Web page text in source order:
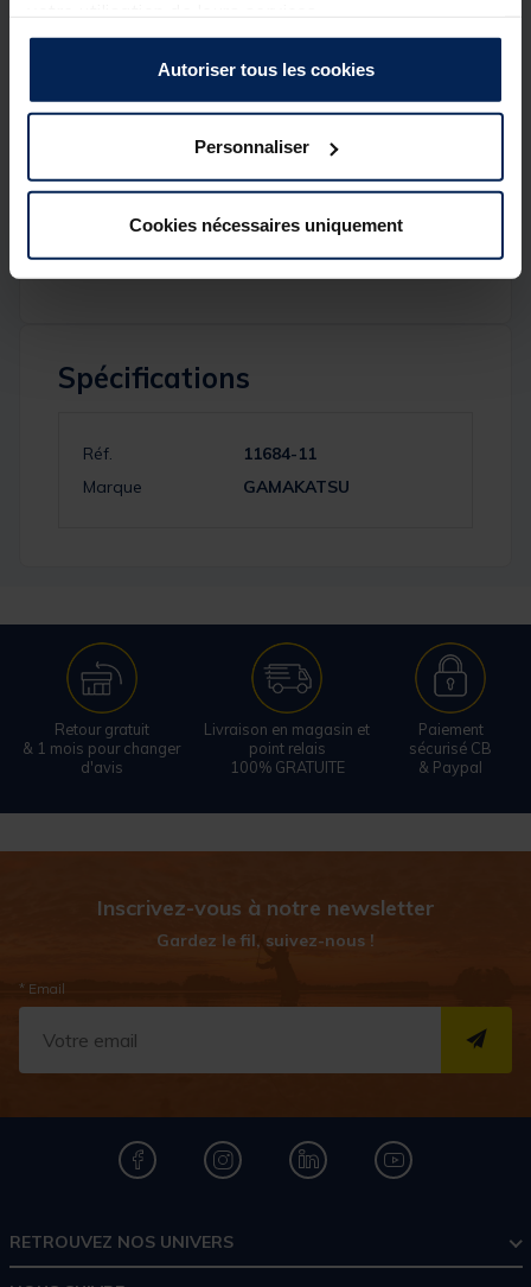
Autoriser tous les cookies
Personnaliser
Cookies nécessaires uniquement
Description & détails
Description
L'hameçon Gamakatsu LS-5013 noir est doté d'une
Spécifications
Réf.
11684-11
Marque
GAMAKATSU
Retour gratuit
& 1 mois pour changer
d'avis
Livraison en magasin et
point relais
100% GRATUITE
Paiement
sécurisé CB
& Paypal
Inscrivez-vous à notre newsletter
Gardez le fil, suivez-nous !
* Email
RETROUVEZ NOS UNIVERS